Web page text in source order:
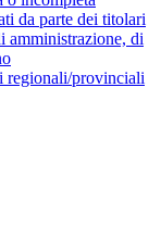
da parte dei titolari
di
regionali/provinciali